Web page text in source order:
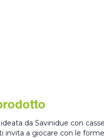
da Savinidue con
invita a giocare con le